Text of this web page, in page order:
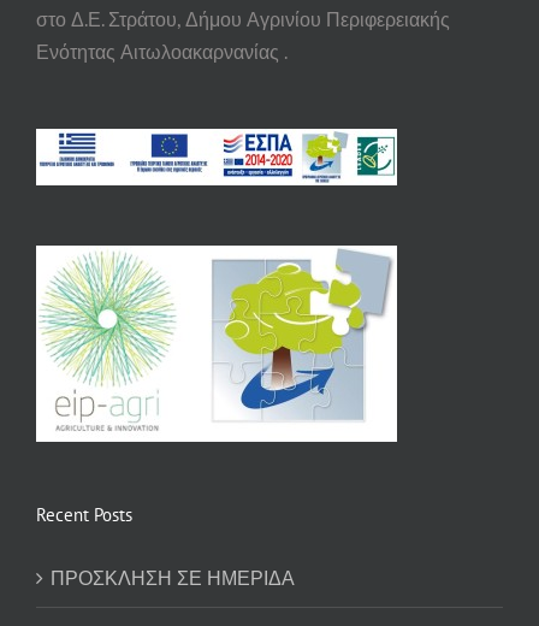
στο Δ.Ε. Στράτου, Δήμου Αγρινίου Περιφερειακής
Ενότητας Αιτωλοακαρνανίας .
Recent Posts
ΠΡΟΣΚΛΗΣΗ ΣΕ ΗΜΕΡΙΔΑ